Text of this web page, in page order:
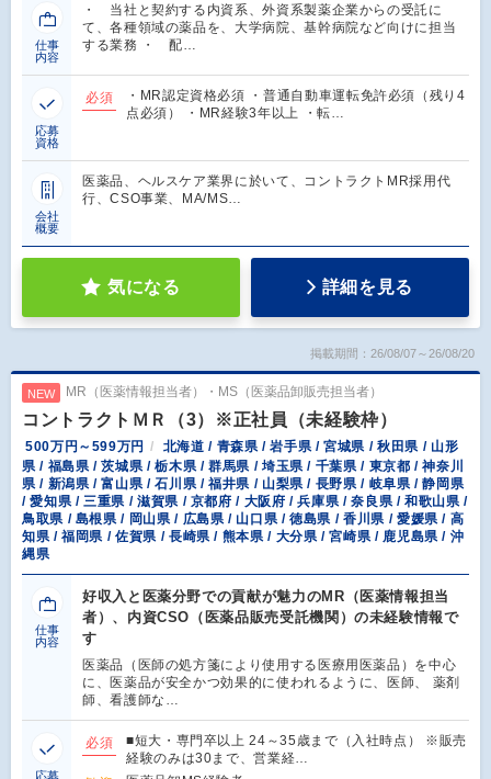
仕事
内容
・ 当社と契約する内資系、外資系製薬企業からの受託に
て、各種領域の薬品を、大学病院、基幹病院など向けに担当
する業務 ・ 配…
応募
資格
必須
・MR認定資格必須 ・普通自動車運転免許必須（残り4
点必須） ・MR経験3年以上 ・転…
会社
概要
医薬品、ヘルスケア業界に於いて、コントラクトMR採用代
行、CSO事業、MA/MS…
気になる 詳細を見る
掲載期間：26/08/07～26/08/20
NEW MR（医薬情報担当者）・MS（医薬品卸販売担当者）
コントラクトＭＲ（3）※正社員（未経験枠）
500万円～599万円
北海道 / 青森県 / 岩手県 / 宮城県 / 秋田県 / 山形
県 / 福島県 / 茨城県 / 栃木県 / 群馬県 / 埼玉県 / 千葉県 / 東京都 / 神奈川
県 / 新潟県 / 富山県 / 石川県 / 福井県 / 山梨県 / 長野県 / 岐阜県 / 静岡県
/ 愛知県 / 三重県 / 滋賀県 / 京都府 / 大阪府 / 兵庫県 / 奈良県 / 和歌山県 /
鳥取県 / 島根県 / 岡山県 / 広島県 / 山口県 / 徳島県 / 香川県 / 愛媛県 / 高
知県 / 福岡県 / 佐賀県 / 長崎県 / 熊本県 / 大分県 / 宮崎県 / 鹿児島県 / 沖
縄県
仕事
内容
好収入と医薬分野での貢献が魅力のMR（医薬情報担当
者）、内資CSO（医薬品販売受託機関）の未経験情報で
す
医薬品（医師の処方箋により使用する医療用医薬品）を中心
に、医薬品が安全かつ効果的に使われるように、医師、 薬剤
師、看護師な…
応募
必須
■短大・専門卒以上 24～35歳まで（入社時点） ※販売
経験のみは30まで、営業経…